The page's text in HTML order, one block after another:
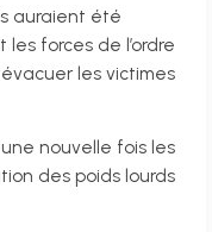
auraient été
les forces de l’ordre
les victimes
nouvelle fois les
des poids lourds